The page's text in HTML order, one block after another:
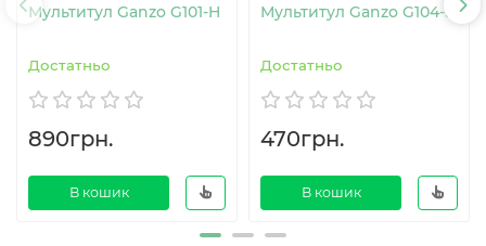
Мультитул Ganzo G101-H
Достатньо
890грн.
В кошик
Мультитул Ganzo G104-S
Достатньо
470грн.
В кошик